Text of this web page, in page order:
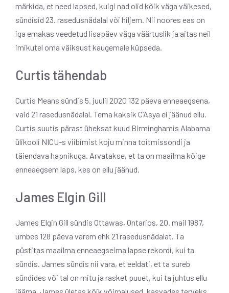
märkida, et need lapsed, kuigi nad olid kõik väga väikesed,
sündisid 23. rasedusnädalal või hiljem. Nii noores eas on
iga emakas veedetud lisapäev väga väärtuslik ja aitas neil
imikutel oma väiksust kaugemale küpseda.
Curtis tähendab
Curtis Means sündis 5. juulil 2020 132 päeva enneaegsena,
vaid 21 rasedusnädalal. Tema kaksik C’Asya ei jäänud ellu.
Curtis suutis pärast üheksat kuud Birminghamis Alabama
ülikooli NICU-s viibimist koju minna toitmissondi ja
täiendava hapnikuga. Arvatakse, et ta on maailma kõige
enneaegsem laps, kes on ellu jäänud.
James Elgin Gill
James Elgin Gill sündis Ottawas, Ontarios, 20. mail 1987,
umbes 128 päeva varem ehk 21 rasedusnädalat. Ta
püstitas maailma enneaegseima lapse rekordi, kui ta
sündis. James sündis nii vara, et eeldati, et ta sureb
sündides või tal on mitu ja rasket puuet, kui ta juhtus ellu
jääma. James ületas kõik võimalused, kasvades terveks